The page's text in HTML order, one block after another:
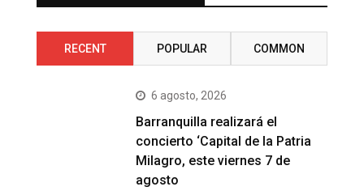
RECENT POPULAR COMMON
6 agosto, 2026
Barranquilla realizará el
concierto ‘Capital de la Patria
Milagro, este viernes 7 de
agosto